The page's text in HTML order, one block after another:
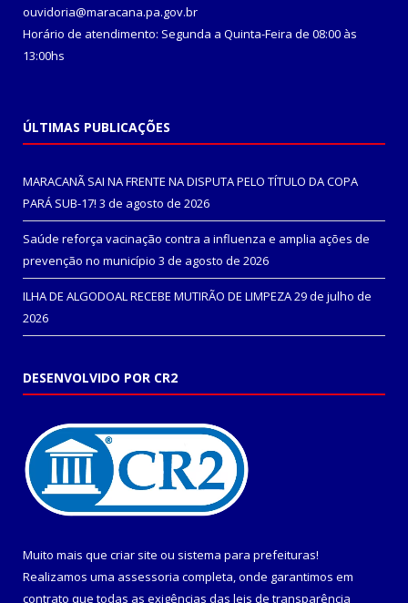
ouvidoria@maracana.pa.gov.br
Horário de atendimento: Segunda a Quinta-Feira de 08:00 às
13:00hs
ÚLTIMAS PUBLICAÇÕES
MARACANÃ SAI NA FRENTE NA DISPUTA PELO TÍTULO DA COPA
PARÁ SUB-17! 3 de agosto de 2026
Saúde reforça vacinação contra a influenza e amplia ações de
prevenção no município 3 de agosto de 2026
ILHA DE ALGODOAL RECEBE MUTIRÃO DE LIMPEZA29 de julho de
2026
DESENVOLVIDO POR CR2
Muito mais que criar site ou sistema para prefeituras!
Realizamos uma assessoria completa, onde garantimos em
contrato que todas as exigências das leis de transparência